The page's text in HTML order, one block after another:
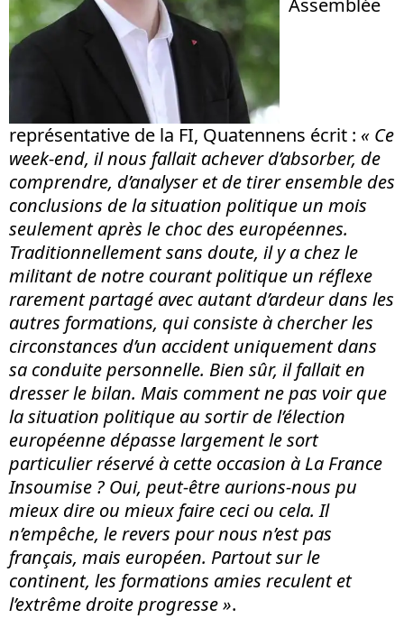
représentative de la FI, Quatennens écrit : « Ce
week-end, il nous fallait achever d’absorber, de
comprendre, d’analyser et de tirer ensemble des
conclusions de la situation politique un mois
seulement après le choc des européennes.
Traditionnellement sans doute, il y a chez le
militant de notre courant politique un réflexe
rarement partagé avec autant d’ardeur dans les
autres formations, qui consiste à chercher les
circonstances d’un accident uniquement dans
sa conduite personnelle. Bien sûr, il fallait en
dresser le bilan. Mais comment ne pas voir que
la situation politique au sortir de l’élection
européenne dépasse largement le sort
particulier réservé à cette occasion à La France
Insoumise ? Oui, peut-être aurions-nous pu
mieux dire ou mieux faire ceci ou cela. Il
n’empêche, le revers pour nous n’est pas
français, mais européen. Partout sur le
continent, les formations amies reculent et
l’extrême droite progresse ».